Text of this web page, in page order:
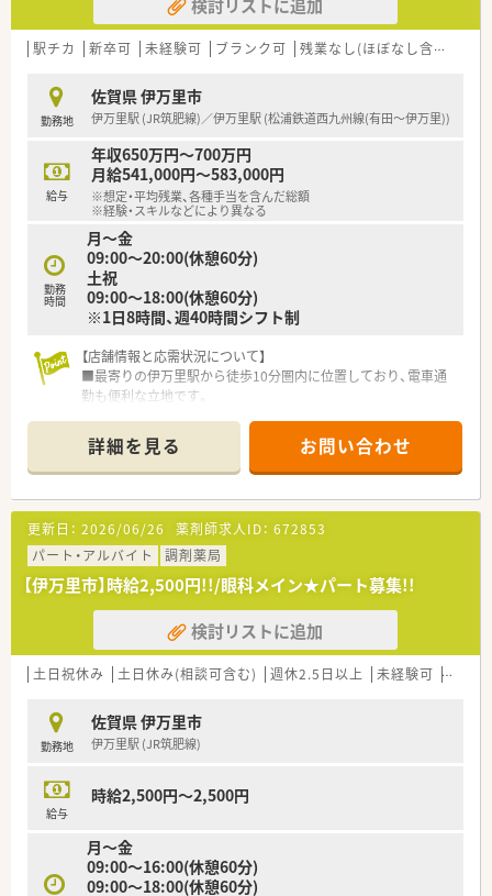
【求人情報について】
■管理薬剤師候補として、これまでのご経験やスキルに応じて年
■年間休日は118日（バースデー休暇1日含む）が確保されてお
り、プライベートも大切にできます。
■退職金制度や育休後復帰手当、緩和薬物療法認定薬剤師などの
資格取得支援制度も充実しています。
【職場環境と雰囲気】
■女性の育児休業取得率は100%を達成しており、男性の取得実
■子育て中の方は時短勤務制度の利用が可能で、女性の薬局長も
複数名在籍し活躍しています。
■業務負担が特定の社員に偏らないよう、雇用形態に関わらず全
員で情報を共有し業務に取り組んでいます。
検討リストに追加
駅チカ 新卒可 未経験可 ブランク可 残業なし(ほぼなし含む)
勤務地
佐賀県 伊万里市
伊万里駅 (JR筑肥線)／伊万里駅 (松浦鉄道西九州線(有田～伊万里))
給与
年収650万円～700万円
月給541,000円～583,000円
※想定・平均残業、各種手当を含んだ総額
※経験・スキルなどにより異なる
勤務
時間
月～金
09:00～20:00(休憩60分)
土祝
09:00～18:00(休憩60分)
※1日8時間、週40時間シフト制
【店舗情報と応需状況について】
■最寄りの伊万里駅から徒歩10分圏内に位置しており、電車通
勤も便利な立地です。
方箋を応需しています。
■内科や外科、小児科など多様な科目を扱い、薬剤師として幅広
い経験を積むことができます。
【募集背景と求める人物像について】
■長年勤務された方の退職に伴う欠員補充のため、新たな仲間を
募集しています。
■経験の有無を問わず、薬局のこれからを共に創っていく意欲の
ある方を歓迎します。
■チームワークを大切にし、周囲と協力しながら前向きに業務に
取り組める方を求めています。
【法人特徴について】
ている企業です。
■OTC販売から始まり約50年の歴史を持ち、地域住民からの信
頼が厚い薬局です。
通しの良い社風です。
■週に2回程度の遅番対応はありますが、それ以外は残業がほと
んど発生しません。
■希望休はほぼ100%承認されるため、プライベートの予定も立
詳細を見る お問い合わせ
更新日： 2026/06/26 薬剤師求人ID： 672853
パート・アルバイト
調剤薬局
【伊万里市】時給2,500円!!/眼科メイン★パート募集!!
検討リストに追加
土日祝休み 土日休み(相談可含む) 週休2.5日以上 未経験可 ブラ
勤務地
佐賀県 伊万里市
伊万里駅 (JR筑肥線)
給与
時給2,500円～2,500円
月～金
09:00～16:00(休憩60分)
09:00～18:00(休憩60分)